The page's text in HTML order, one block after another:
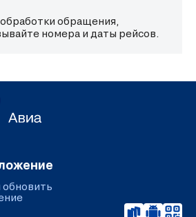
обращения,
номера и даты рейсов.
обновить